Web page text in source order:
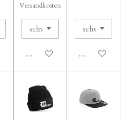
Versandkosten
In den WarenkorbIn den